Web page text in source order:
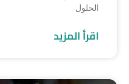
الحلول
اقرأ المزيد